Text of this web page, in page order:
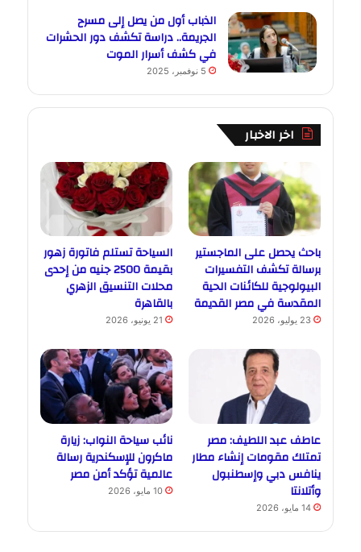
الذباب أول من يصل إلى مسرح
الجريمة.. دراسة تكشف دور الحشرات
في كشف أسرار الموت
5 نوفمبر، 2025
اخر الاخبار
باحث يحصل على الماجستير
برسالة تكشف التفسيرات
البيولوجية للكائنات الحية
المقدسة في مصر القديمة
23 يوليو، 2026
السياحة تستلم فاتورة زهور
بقيمة 2500 جنيه من إحدى
محلات التنسيق الزهري
بالقاهرة
21 يونيو، 2026
عاطف عبد اللطيف: مصر
تمتلك مقومات إنشاء مطار
ينافس دبي وإسطنبول
وأتلانتا
14 مايو، 2026
نائب سياحة النواب: زيارة
ماكرون للإسكندرية رسالة
عالمية تؤكد أمن مصر
10 مايو، 2026